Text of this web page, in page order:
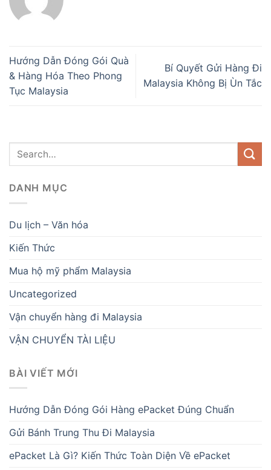
Hướng Dẫn Đóng Gói Quà
& Hàng Hóa Theo Phong
Tục Malaysia
Bí Quyết Gửi Hàng Đi
Malaysia Không Bị Ùn Tắc
DANH MỤC
Du lịch – Văn hóa
Kiến Thức
Mua hộ mỹ phẩm Malaysia
Uncategorized
Vận chuyển hàng đi Malaysia
VẬN CHUYỂN TÀI LIỆU
BÀI VIẾT MỚI
Hướng Dẫn Đóng Gói Hàng ePacket Đúng Chuẩn
Gửi Bánh Trung Thu Đi Malaysia
ePacket Là Gì? Kiến Thức Toàn Diện Về ePacket